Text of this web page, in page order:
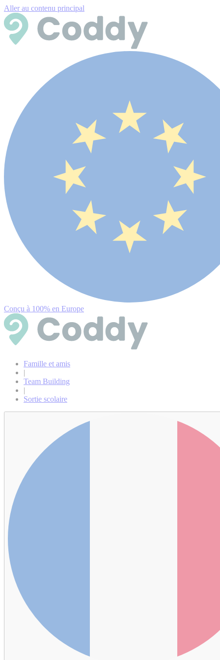
Aller au contenu principal
Conçu à 100% en Europe
Famille et amis
|
Team Building
|
Sortie scolaire